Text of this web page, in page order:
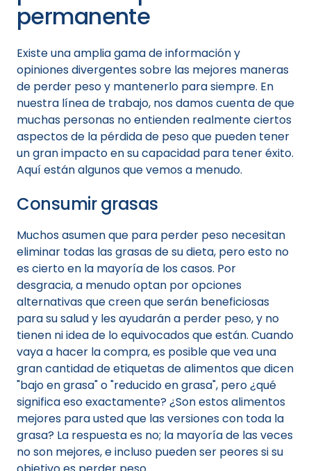
permanente
Existe una amplia gama de información y
opiniones divergentes sobre las mejores maneras
de perder peso y mantenerlo para siempre. En
nuestra línea de trabajo, nos damos cuenta de que
muchas personas no entienden realmente ciertos
aspectos de la pérdida de peso que pueden tener
un gran impacto en su capacidad para tener éxito.
Aquí están algunos que vemos a menudo.
Consumir grasas
Muchos asumen que para perder peso necesitan
eliminar todas las grasas de su dieta, pero esto no
es cierto en la mayoría de los casos. Por
desgracia, a menudo optan por opciones
alternativas que creen que serán beneficiosas
para su salud y les ayudarán a perder peso, y no
tienen ni idea de lo equivocados que están. Cuando
vaya a hacer la compra, es posible que vea una
gran cantidad de etiquetas de alimentos que dicen
"bajo en grasa" o "reducido en grasa", pero ¿qué
significa eso exactamente? ¿Son estos alimentos
mejores para usted que las versiones con toda la
grasa? La respuesta es no; la mayoría de las veces
no son mejores, e incluso pueden ser peores si su